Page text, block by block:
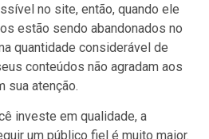
no site, então, quando ele
estão sendo abandonados no
quantidade considerável de
conteúdos não agradam aos
sua atenção.
investe em qualidade, a
um público fiel é muito maior.